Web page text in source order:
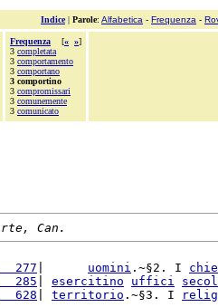
Indice| Parole: Alfabetica - Frequenza -
Frequenza [« »]
3 completata
3 comportamento
3 comportano
3 comportino
3 compromissari
3 comunemente
3 comunicato
Can.
277
uomini .~§2. I
285
esercitino uffici
628
territorio .~§3. I